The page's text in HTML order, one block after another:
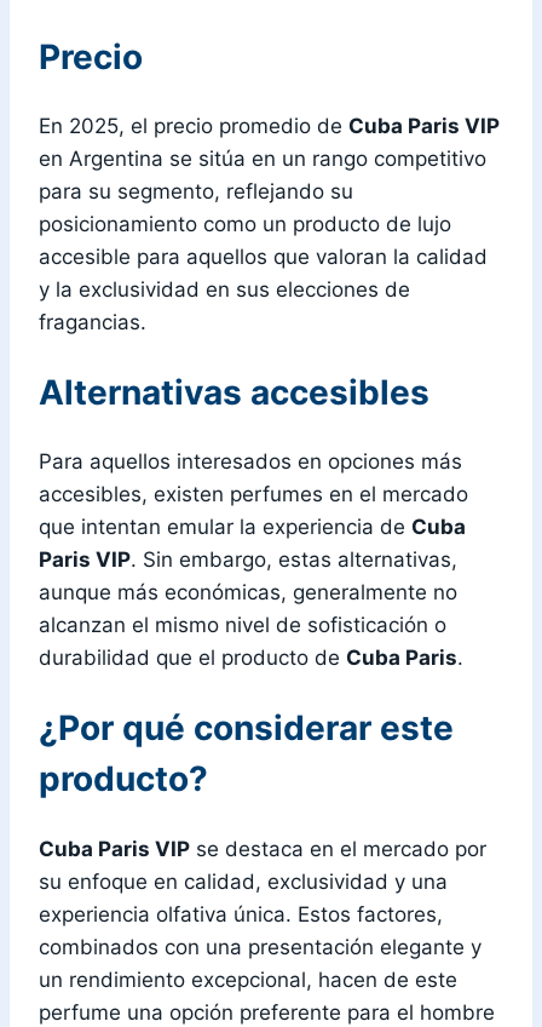
Precio
En 2025, el precio promedio de Cuba Paris VIP
en Argentina se sitúa en un rango competitivo
para su segmento, reflejando su
posicionamiento como un producto de lujo
accesible para aquellos que valoran la calidad
y la exclusividad en sus elecciones de
fragancias.
Alternativas accesibles
Para aquellos interesados en opciones más
accesibles, existen perfumes en el mercado
que intentan emular la experiencia de Cuba
Paris VIP. Sin embargo, estas alternativas,
aunque más económicas, generalmente no
alcanzan el mismo nivel de sofisticación o
durabilidad que el producto de Cuba Paris.
¿Por qué considerar este
producto?
Cuba Paris VIP se destaca en el mercado por
su enfoque en calidad, exclusividad y una
experiencia olfativa única. Estos factores,
combinados con una presentación elegante y
un rendimiento excepcional, hacen de este
perfume una opción preferente para el hombre